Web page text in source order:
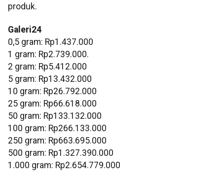
produk.
Galeri24
0,5 gram: Rp1.437.000
1 gram: Rp2.739.000.
‎2 gram: Rp5.412.000
‎5 gram: Rp13.432.000
‎10 gram: Rp26.792.000
‎25 gram: Rp66.618.000
‎50 gram: Rp133.132.000
‎100 gram: Rp266.133.000
‎250 gram: Rp663.695.000
‎500 gram: Rp1.327.390.000
‎1.000 gram: Rp2.654.779.000